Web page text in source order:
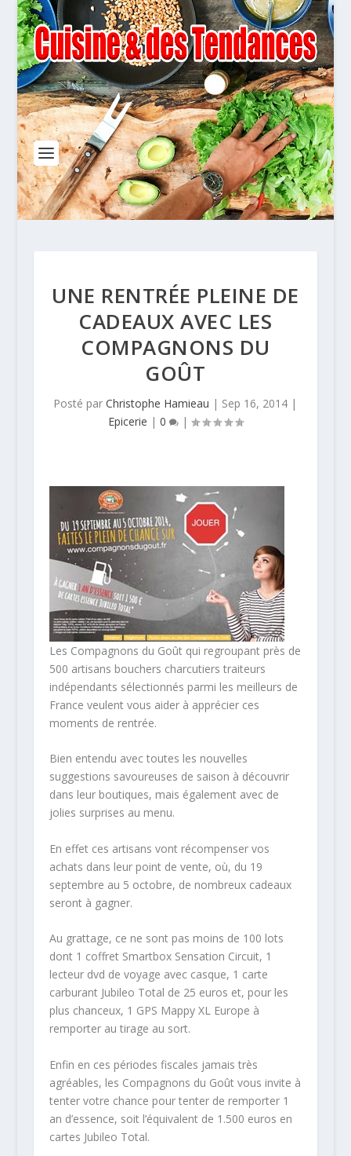
UNE RENTRÉE PLEINE DE
CADEAUX AVEC LES
COMPAGNONS DU
GOÛT
Posté parChristophe Hamieau | Sep 16, 2014 |
Epicerie | 0 |
Les Compagnons du Goût qui regroupant près de
500 artisans bouchers charcutiers traiteurs
indépendants sélectionnés parmi les meilleurs de
France veulent vous aider à apprécier ces
moments de rentrée.
Bien entendu avec toutes les nouvelles
suggestions savoureuses de saison à découvrir
dans leur boutiques, mais également avec de
jolies surprises au menu.
En effet ces artisans vont récompenser vos
achats dans leur point de vente, où, du 19
septembre au 5 octobre, de nombreux cadeaux
seront à gagner.
Au grattage, ce ne sont pas moins de 100 lots
dont 1 coffret Smartbox Sensation Circuit, 1
lecteur dvd de voyage avec casque, 1 carte
carburant Jubileo Total de 25 euros et, pour les
plus chanceux, 1 GPS Mappy XL Europe à
remporter au tirage au sort.
Enfin en ces périodes fiscales jamais très
agréables, les Compagnons du Goût vous invite à
tenter votre chance pour tenter de remporter 1
an d’essence, soit l’équivalent de 1.500 euros en
cartes Jubileo Total.